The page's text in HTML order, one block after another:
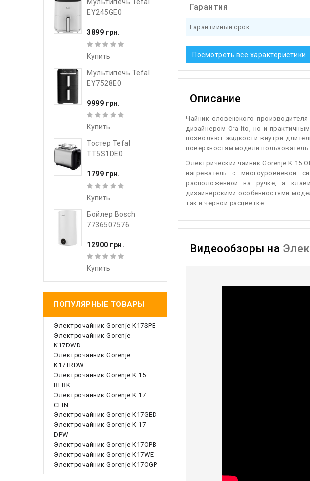
Мультипечь Tefal
EY245GE0
3899 грн.
Купить
Мультипечь Tefal
EY7528E0
9999 грн.
Купить
Тостер Tefal
TT5S1DE0
1799 грн.
Купить
Бойлер Bosch
7736507576
12900 грн.
Купить
ПОПУЛЯРНЫЕ ТОВАРЫ
Электрочайник Gorenje K17SPB
Электрочайник Gorenje
K17DWD
Электрочайник Gorenje
K17TRDW
Электрочайник Gorenje K 15
RLBK
Электрочайник Gorenje K 17
CLIN
Электрочайник Gorenje K17GED
Электрочайник Gorenje K 17
DPW
Электрочайник Gorenje K17OPB
Электрочайник Gorenje K17WE
Электрочайник Gorenje K17OGP
Гарантия
Гарантийный срок
Посмотреть все характеристики
Описание
Ч айник словенского
дизайнером Ora Ito, но и
позволяют жидкости внутри
поверхностям модели
Электрический чайник Gorenje K 15
нагреватель с многоуровневой
расположенной на ручке, а
дизайнерскими особенностями
так и черной расцветке.
Видеообзоры на